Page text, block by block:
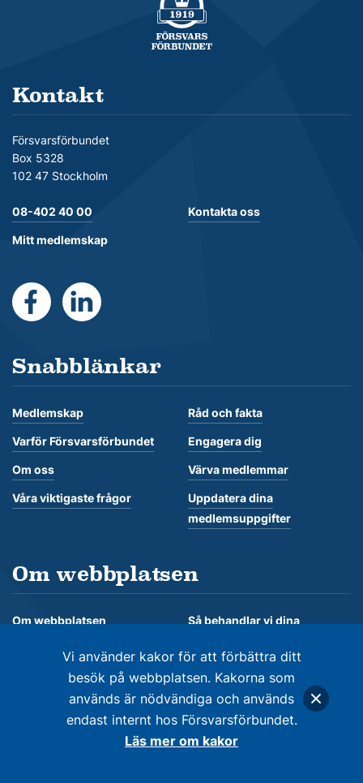
Vi använder kakor för att förbättra ditt
besök på webbplatsen. Kakorna som
används är nödvändiga och används
endast internt hos Försvarsförbundet.
Läs mer om kakor
Kontakt
Försvarsförbundet
Box 5328
102 47 Stockholm
08-402 40 00
Mitt medlemskap
Kontakta oss
https://www.facebook.com/Forsvarsforbundet
https://se.linkedin.com/company/
Snabblänkar
Medlemskap
Varför Försvarsförbundet
Om oss
Våra viktigaste frågor
Råd och fakta
Engagera dig
Värva medlemmar
Uppdatera dina
medlemsuppgifter
Om webbplatsen
Om webbplatsen
Om kakor
Så behandlar vi dina
© Försvarsförbundet 2026. Alla rättigheter förbehålles